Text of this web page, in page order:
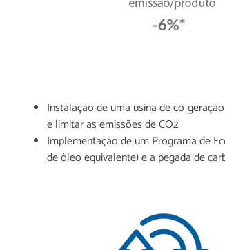
Instalação de uma usina de co-
e limitar as emissões de CO2
Implementação de um Programa de
de óleo equivalente) e a pegada de